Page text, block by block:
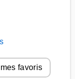
favoris